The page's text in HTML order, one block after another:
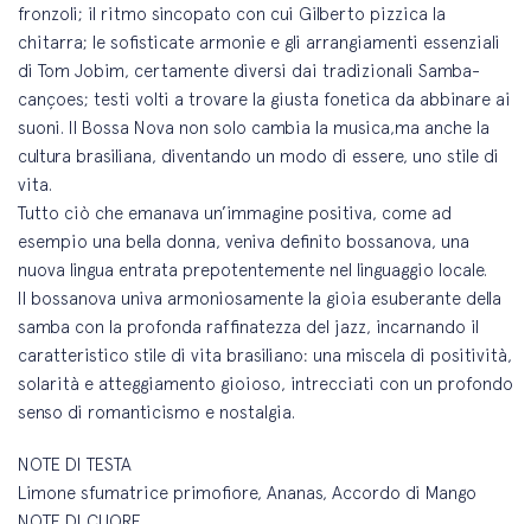
fronzoli; il ritmo sincopato con cui Gilberto pizzica la
chitarra; le sofisticate armonie e gli arrangiamenti essenziali
di Tom Jobim, certamente diversi dai tradizionali Samba-
cançoes; testi volti a trovare la giusta fonetica da abbinare ai
suoni. Il Bossa Nova non solo cambia la musica,ma anche la
cultura brasiliana, diventando un modo di essere, uno stile di
vita.
Tutto ciò che emanava un’immagine positiva, come ad
esempio una bella donna, veniva definito bossanova, una
nuova lingua entrata prepotentemente nel linguaggio locale.
Il bossanova univa armoniosamente la gioia esuberante della
samba con la profonda raffinatezza del jazz, incarnando il
caratteristico stile di vita brasiliano: una miscela di positività,
solarità e atteggiamento gioioso, intrecciati con un profondo
senso di romanticismo e nostalgia.
NOTE DI TESTA
Limone sfumatrice primofiore, Ananas, Accordo di Mango